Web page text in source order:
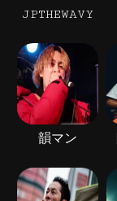
JPTHEWAVY
韻マン